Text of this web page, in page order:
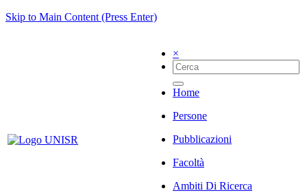
Skip to Main Content (Press Enter)
×
Home
Persone
Pubblicazioni
Facoltà
Ambiti Di Ricerca